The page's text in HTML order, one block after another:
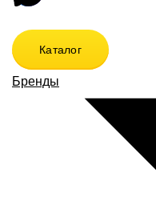
Каталог
Бренды